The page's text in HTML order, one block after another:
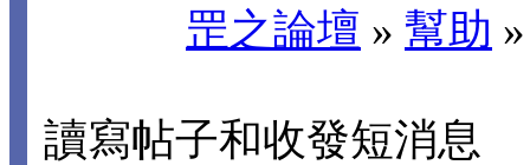
罡之論壇 » 幫助
讀寫帖子和收發短消息